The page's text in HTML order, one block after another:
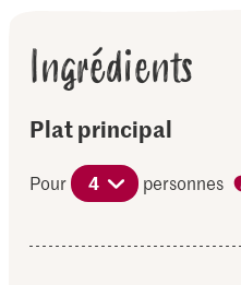
Ingrédients
Plat principal
Pour 4 personnes